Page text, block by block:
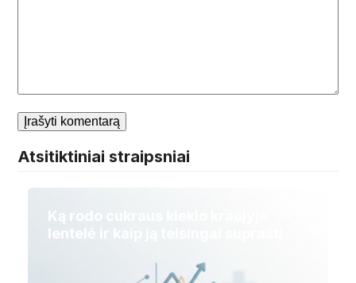
Atsitiktiniai straipsniai
Ką rodo cukraus kiekio kraujyje
lentelė ir kaip ją teisingai suprasti